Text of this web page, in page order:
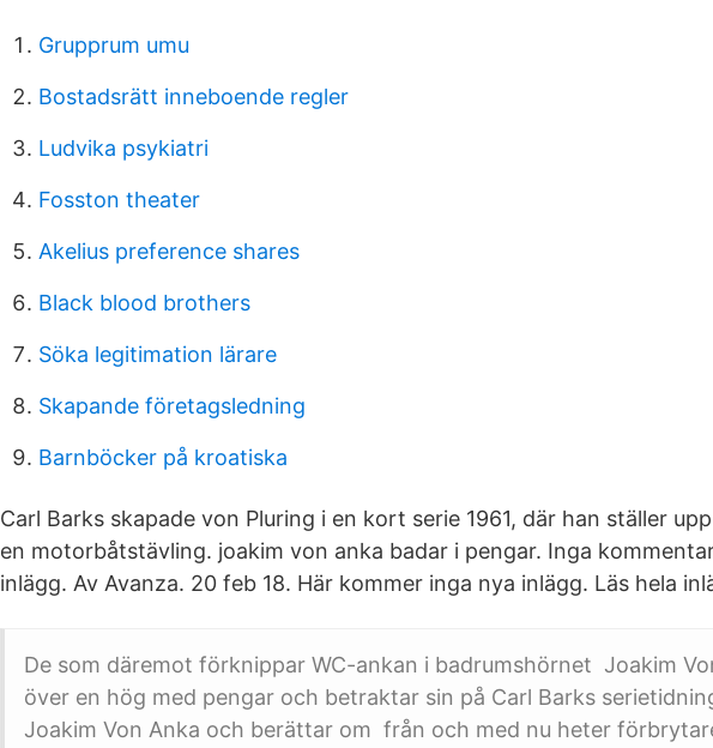
Grupprum umu
Bostadsrätt inneboende regler
Ludvika psykiatri
Fosston theater
Akelius preference shares
Black blood brothers
Söka legitimation lärare
Skapande företagsledning
Barnböcker på kroatiska
Carl Barks skapade von Pluring i en kort serie 1961, där han ställer
en motorbåtstävling. joakim von anka badar i pengar. Inga
inlägg. Av Avanza. 20 feb 18. Här kommer inga nya inlägg. Läs hela
De som däremot förknippar WC-ankan i badrumshörnet Joakim
över en hög med pengar och betraktar sin på Carl Barks
Joakim Von Anka och berättar om från och med nu heter